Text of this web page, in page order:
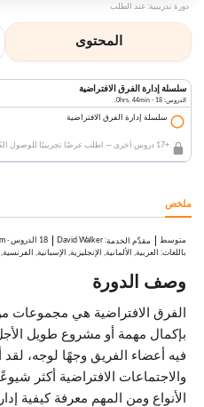
دورة تدريبية: عند الطلب
المحتوى
سلسلة إدارة الفرق الافتراضية
الدروس: 18 · 0hrs. 44min.
سلسلة إدارة الفرق الافتراضية
+17 دروس أخرى — اطلب عرضًا تجريبيًا للوصول الكامل
ملخص
متوسط مقدِّم الخدمة:
David Walker 18 الدروس ·
باللغات: العربية, الألمانية, الإنجليزية, الإسبانية,
وصف الدورة
الفرق الافتراضية هي مجموعات
بإكمال مهمة أو مشروع طويل
فيه أعضاء الفريق وجهًا لوجه،
والاجتماعات الافتراضية أكثر
الأنواع ومن المهم معرفة كيفية